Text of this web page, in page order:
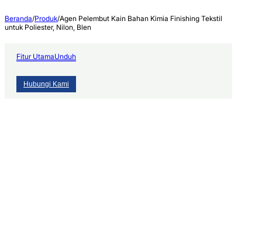
Beranda/Produk/Agen Pelembut Kain Bahan Kimia Finishing Tekstil
untuk Poliester, Nilon, Blen
Fitur UtamaUnduh
Hubungi Kami